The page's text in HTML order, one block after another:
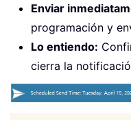
Enviar
programación y
Lo entiendo:
cierra la